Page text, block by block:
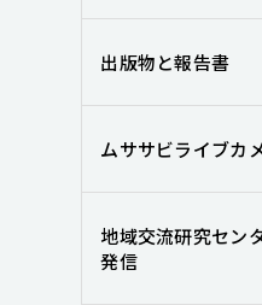
出版物と報告書
ムササビライブカ
地域交流研究セン
発信